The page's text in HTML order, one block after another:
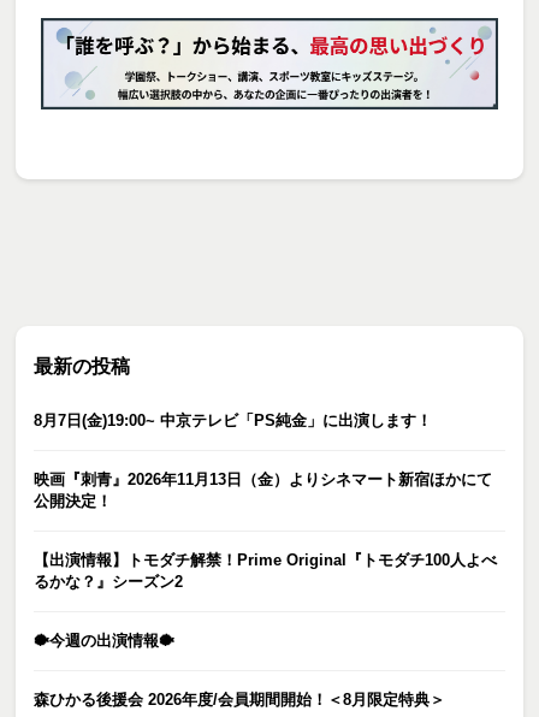
最新の投稿
8月7日(金)19:00~ 中京テレビ「PS純金」に出演します！
映画『刺青』2026年11月13日（金）よりシネマート新宿ほかにて
公開決定！
【出演情報】トモダチ解禁！Prime Original『トモダチ100人よべ
るかな？』シーズン2
🐡今週の出演情報🐡
森ひかる後援会 2026年度/会員期間開始！＜8月限定特典＞